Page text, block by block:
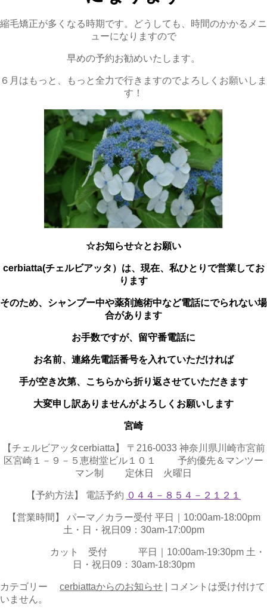
縮毛矯正が多くなる時期です。どうしても、時間のかかるメニ
ューになりますので
早めの予約お勧めいたします。
６月はもっと、もっと全力で行きますのでよろしくお願いしま
す！
☆お知らせ☆とお願い
cerbiatta(チェルビアッタ）は、 現在、私ひとりで営業してお
ります
そのため、シャンプー中や薬剤施術中など電話にでられない場
合があります
お手数ですが、留守番電話に
お名前、連絡先電話番号を入れていただければ
手が空き次第、こちらから折り返させていただきます
大変申し訳ありませんがよろしくお願いします
宮崎
【チェルビアッタcerbiatta】 〒216-0033 神奈川県川崎市宮前
区宮崎１－９－５恵樹堂ビル１０１ 予約優先＆マンツー
マン制 定休日 火曜日
【予約方法】 電話予約 ０４４－８５４－２１２１
【営業時間】 パーマ／カラー受付 平日｜10:00am-18:00pm
土・日・祝日09：30am-17:00pm
カット 受付 平日｜10:00am-19:30pm 土・
日・祝日09：30am-18:30pm
カテゴリー cerbiattaからのお知らせ
コメントは受け付けて
いません。